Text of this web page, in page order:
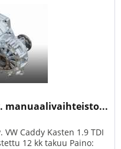
manuaalivaihteisto...
Caddy Kasten 1.9 TDI
12 kk takuu Paino: